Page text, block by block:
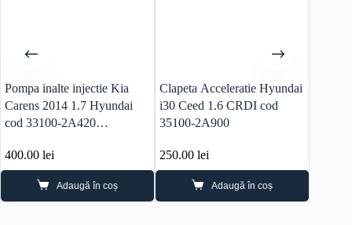
Pompa inalte injectie Kia
Carens 2014 1.7 Hyundai
cod 33100-2A420
400.00 lei
Adaugă în coș
Clapeta Acceleratie Hyundai
i30 Ceed 1.6 CRDI cod
35100-2A900
250.00lei
Adaugă în coș